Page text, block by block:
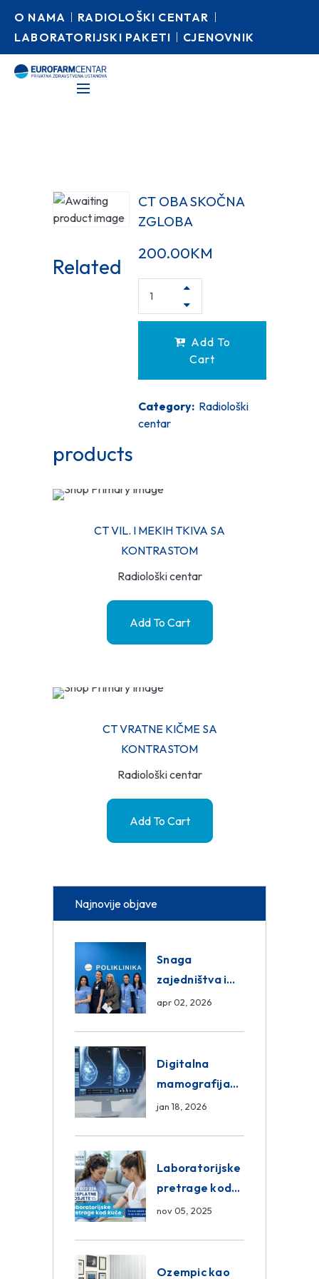
O NAMA
RADIOLOŠKI CENTAR
LABORATORIJSKI PAKETI
CJENOVNIK
CT OBA SKOČNA
ZGLOBA
200.00KM
Add To
Cart
Category: Radiološki
centar
Related
products
CT VIL. I MEKIH TKIVA SA
KONTRASTOM
Radiološki centar
Add To Cart
CT VRATNE KIČME SA
KONTRASTOM
Radiološki centar
Add To Cart
Najnovije objave
Snaga
zajedništva i
razmjena
Group
apr 02, 2026
Digitalna
mamografija
Sarajevo –
Centar
Poliklinika
jan 18, 2026
Laboratorijske
pretrage kod
kuće – novo u
Poliklinici
nov 05, 2025
Ozempic kao